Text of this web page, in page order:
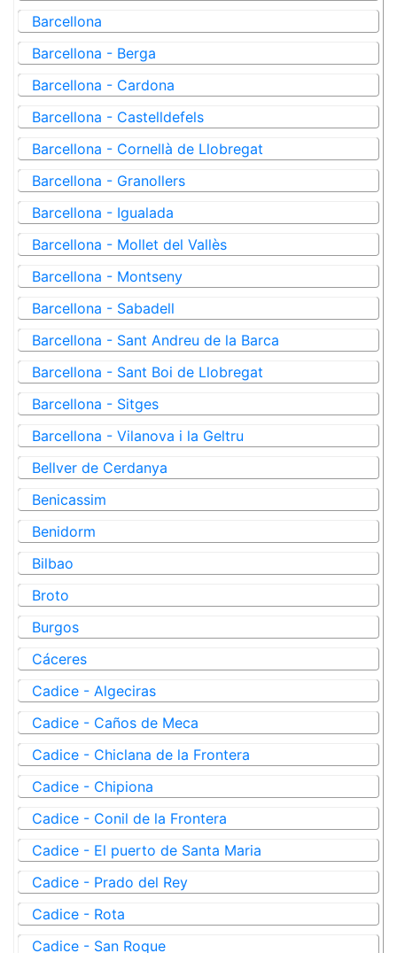
Barcellona
Barcellona - Berga
Barcellona - Cardona
Barcellona - Castelldefels
Barcellona - Cornellà de Llobregat
Barcellona - Granollers
Barcellona - Igualada
Barcellona - Mollet del Vallès
Barcellona - Montseny
Barcellona - Sabadell
Barcellona - Sant Andreu de la Barca
Barcellona - Sant Boi de Llobregat
Barcellona - Sitges
Barcellona - Vilanova i la Geltru
Bellver de Cerdanya
Benicassim
Benidorm
Bilbao
Broto
Burgos
Cáceres
Cadice - Algeciras
Cadice - Caños de Meca
Cadice - Chiclana de la Frontera
Cadice - Chipiona
Cadice - Conil de la Frontera
Cadice - El puerto de Santa Maria
Cadice - Prado del Rey
Cadice - Rota
Cadice - San Roque